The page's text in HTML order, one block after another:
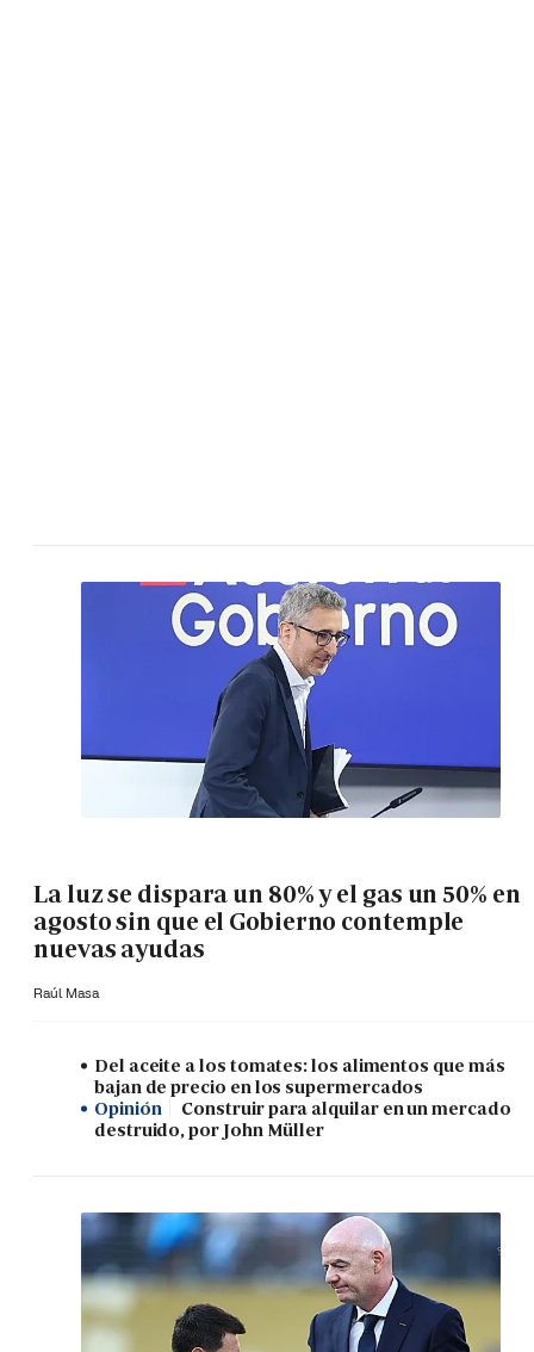
La luz se dispara un 80% y el gas un 50% en
agosto sin que el Gobierno contemple
nuevas ayudas
Raúl Masa
Del aceite a los tomates: los alimentos que más
bajan de precio en los supermercados
Opinión
Construir para alquilar en un mercado
destruido, por John Müller